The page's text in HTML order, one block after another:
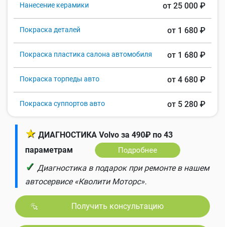
Нанесение керамики от 25 000 ₽
Покраска деталей от 1 680 ₽
Покраска пластика салона автомобиля от 1 680 ₽
Покраска торпеды авто от 4 680 ₽
Покраска суппортов авто от 5 280 ₽
★ ДИАГНОСТИКА Volvo за 490₽ по 43
параметрам
Подробнее
✓ Диагностика в подарок при ремонте в нашем
автосервисе «Кволити Моторс».
Получить консультацию